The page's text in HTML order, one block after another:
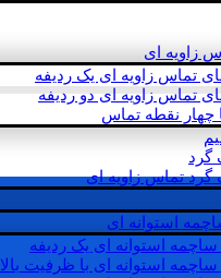
زاویه ای
تماس زاویه ای یک ردیفه
تماس زاویه ای دو ردیفه
چهار نقطه تماس
گرد
گرد تماس زاویه ای
استوانه ای
ساچمه استوانه ای یک ردیفه
ساچمه استوانه ای با ظرفیت بالا